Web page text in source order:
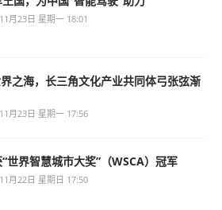
月23日 星期一 18:01
之海，长三角文化产业共同体弓张弦渐
月23日 星期一 17:56
世界智慧城市大奖”（WSCA）冠军
月22日 星期日 17:50